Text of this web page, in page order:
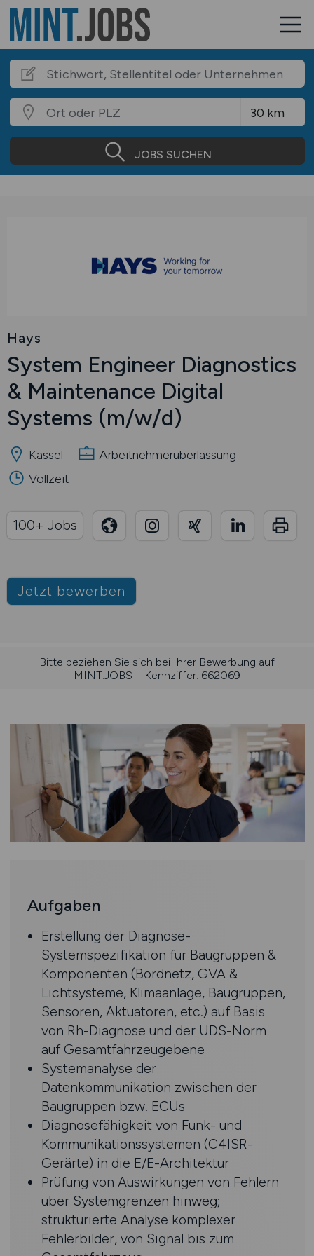
JOBS SUCHEN
Hays
System Engineer Diagnostics
& Maintenance Digital
Systems (m/w/d)
Kassel
Arbeitnehmerüberlassung
Vollzeit
Jetzt bewerben
100+ Jobs
Bitte beziehen Sie sich bei Ihrer Bewerbung auf
MINT.JOBS – Kennziffer: 662069
Aufgaben
Erstellung der Diagnose-
Systemspezifikation für Baugruppen &
Komponenten (Bordnetz, GVA &
Lichtsysteme, Klimaanlage, Baugruppen,
Sensoren, Aktuatoren, etc.) auf Basis
von Rh-Diagnose und der UDS-Norm
auf Gesamtfahrzeugebene
Systemanalyse der
Datenkommunikation zwischen der
Baugruppen bzw. ECUs
Diagnosefähigkeit von Funk- und
Kommunikationssystemen (C4ISR-
Gerärte) in die E/E-Architektur
Prüfung von Auswirkungen von Fehlern
über Systemgrenzen hinweg;
strukturierte Analyse komplexer
Fehlerbilder, von Signal bis zum